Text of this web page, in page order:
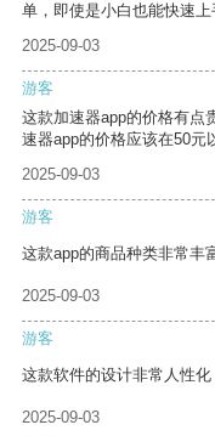
单，即使是小白也能快速上
2025-09-03
游客
这款加速器app的价格有点
速器app的价格应该在50元
2025-09-03
游客
这款app的商品种类非常丰
2025-09-03
游客
这款软件的设计非常人性化
2025-09-03